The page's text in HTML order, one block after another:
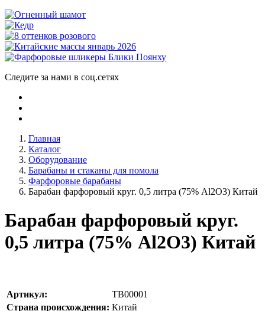
Следите за нами в соц.сетях
Главная
Каталог
Оборудование
Барабаны и стаканы для помола
Фарфоровые барабаны
Барабан фарфоровый круг. 0,5 литра (75% Al2O3) Китай
Барабан фарфоровый круг.
0,5 литра (75% Al2O3) Китай
Артикул:
TB00001
Страна происхождения: Китай